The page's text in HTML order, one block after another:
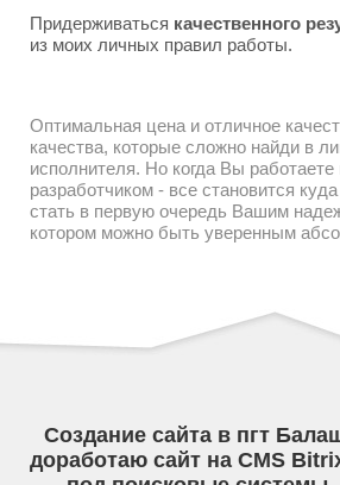
Придерживаться качественного
из моих личных правил работы.
Оптимальная цена и отличное
качества, которые сложно найди в
исполнителя. Но когда Вы
разработчиком - все становится
стать в первую очередь Вашим
котором можно быть уверенным
Создание сайта в пгт
доработаю сайт на CMS